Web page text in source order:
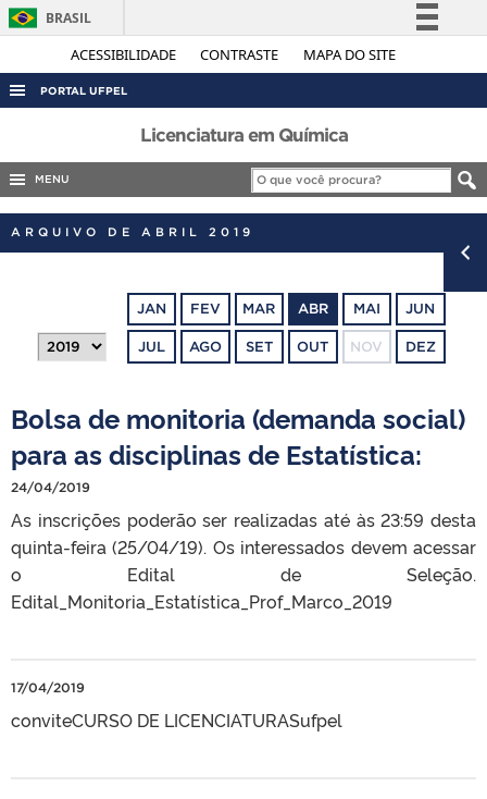
ACESSIBILIDADE CONTRASTE MAPA DO SITE
BRASIL
Simplifique!
Legislação
Canais
PORTAL UFPEL
ACESSO À INFORMAÇÃO
AUDITORIA
CONCURSOS
OUVIDORIA
TELEFONES
Licenciatura em Química
MENU
ARQUIVO DE ABRIL 2019
JAN FEV MAR ABR MAI JUN
JUL AGO SET OUT NOV DEZ
Bolsa de monitoria (demanda social)
para as disciplinas de Estatística:
24/04/2019
As inscrições poderão ser realizadas até às 23:59 desta
quinta-feira (25/04/19). Os interessados devem acessar
o Edital de Seleção.
Edital_Monitoria_Estatística_Prof_Marco_2019
17/04/2019
conviteCURSO DE LICENCIATURASufpel